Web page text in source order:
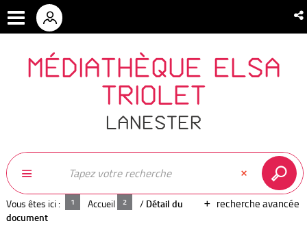
MÉDIATHÈQUE ELSA
TRIOLET
LANESTER
recherche avancée
Vous êtes ici : Accueil / Détail du
document